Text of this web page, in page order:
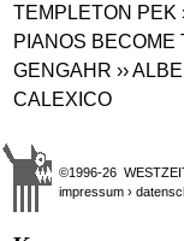
TEMPLETON PEK
PIANOS BECOME
GENGAHR ››
CALEXICO
©1996-26
impressum ›